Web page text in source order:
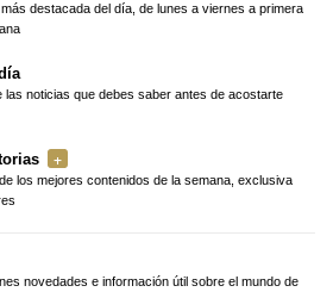
destacada del día, de lunes a viernes a primera
las noticias que debes saber antes de acostarte
los mejores contenidos de la semana, exclusiva
novedades e información útil sobre el mundo de